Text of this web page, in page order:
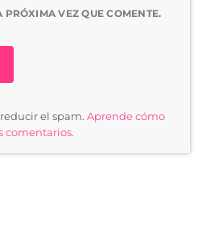
PRÓXIMA VEZ QUE COMENTE.
el spam. Aprende cómo
comentarios.